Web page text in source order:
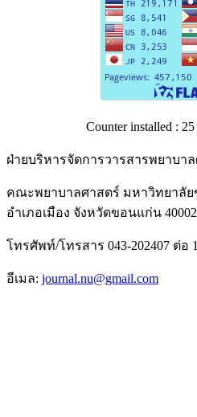
Counter installed :
ฝ่ายบริหารจัดการวารสารพยาบา
คณะพยาบาลศาสตร์ มหาวิทยาลั
อำเภอเมือง จังหวัดขอนแก่น 40002
โทรศัพท์/โทรสาร 043-202407 ต่อ
อีเมล: journal.nu@gmail.com